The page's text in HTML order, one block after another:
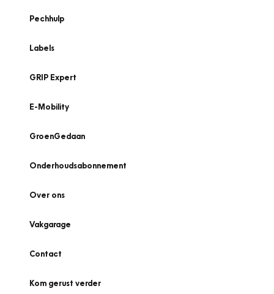
Pechhulp
Labels
GRIP Expert
E-Mobility
GroenGedaan
Onderhoudsabonnement
Over ons
Vakgarage
Contact
Kom gerust verder